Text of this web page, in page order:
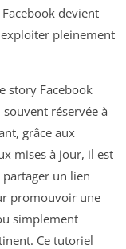
devient
pleinement
story Facebook
réservée à
grâce aux
mises à jour, il est
partager un lien
promouvoir une
simplement
Ce tutoriel